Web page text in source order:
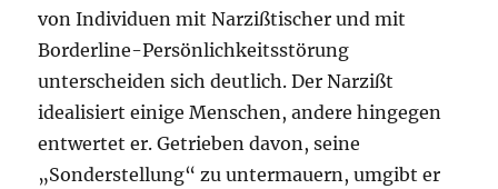
von Individuen mit Narzißtischer und mit
Borderline-Persönlichkeitsstörung
unterscheiden sich deutlich. Der Narzißt
idealisiert einige Menschen, andere hingegen
entwertet er. Getrieben davon, seine
„Sonderstellung“ zu untermauern, umgibt er